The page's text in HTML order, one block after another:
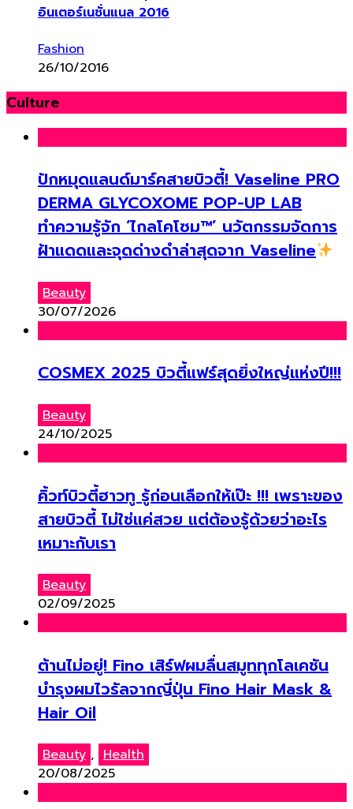
อินเตอร์เนชั่นแนล 2016
Fashion
26/10/2016
Culture
ปักหมุดแลนด์มาร์คสายบิวตี้! Vaseline PRO
DERMA GLYCOXOME POP-UP LAB
ทำความรู้จัก ‘ไกลโคโซม™’ นวัตกรรมจัดการ
ฝ้าแดดและจุดด่างดำล่าสุดจาก Vaseline
Beauty
30/07/2026
COSMEX 2025 บิวตี้แฟร์สุดยิ่งใหญ่แห่งปี!!!
Beauty
24/10/2025
คิ้วท์บิวตี้ฮาวทู รู้ก่อนเลือกให้เป๊ะ !!! เพราะของ
สายบิวตี้ ไม่ใช่แค่สวย แต่ต้องรู้ด้วยว่าอะไร
เหมาะกับเรา
Beauty
02/09/2025
ต้านไม่อยู่! Fino เสิร์ฟผมลื่นสมูททุกโลเคชัน
บำรุงผมไวรัลจากญี่ปุ่น Fino Hair Mask &
Hair Oil
Beauty , Health
20/08/2025